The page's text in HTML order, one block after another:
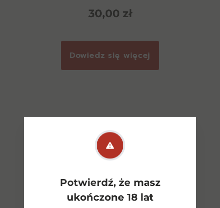
Potwierdź, że masz
ukończone 18 lat
30,00 zł
Dowiedz się więcej
Zobacz wszystkie